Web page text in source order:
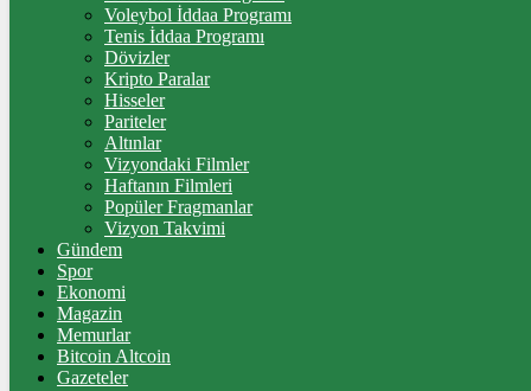
%2,39
%-0,14
%0.7
LİTECOİN
2172.17Ł%-0.1
ETHEREUM
91329 Ξ%0.5
Voleybol İddaa Programı
Tenis İddaa Programı
Dövizler
Kripto Paralar
Hisseler
Pariteler
Altınlar
Vizyondaki Filmler
Haftanın Filmleri
Popüler Fragmanlar
Vizyon Takvimi
Gündem
Spor
Ekonomi
Magazin
Memurlar
Bitcoin Altcoin
Gazeteler